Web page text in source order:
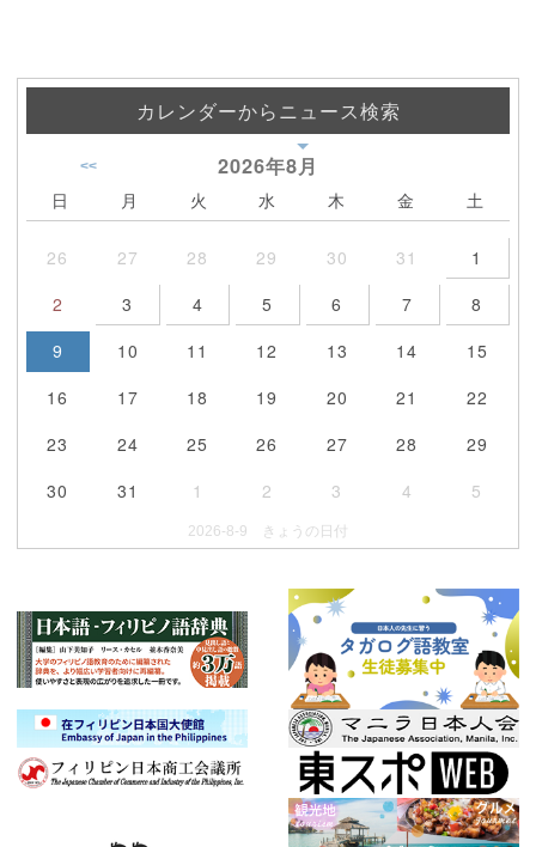
カレンダーからニュース検索
2026年8月
<<
日 月 火 水 木 金 土
26 27 28 29 30 31
1
2
3 4 5 6 7
8
9
10 11 12 13 14
15
16
17 18 19 20 21
22
23
24 25 26 27 28
29
30
31 1 2 3 4 5
2026-8-9 きょうの日付